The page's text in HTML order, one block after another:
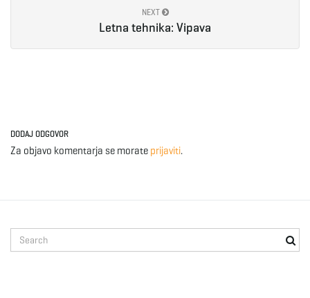
NEXT
Letna tehnika: Vipava
DODAJ ODGOVOR
Za objavo komentarja se morate prijaviti.
e